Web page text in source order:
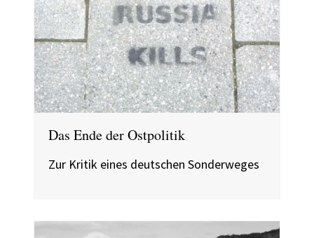
Das Ende der Ostpolitik
Zur Kritik eines deutschen Sonderweges